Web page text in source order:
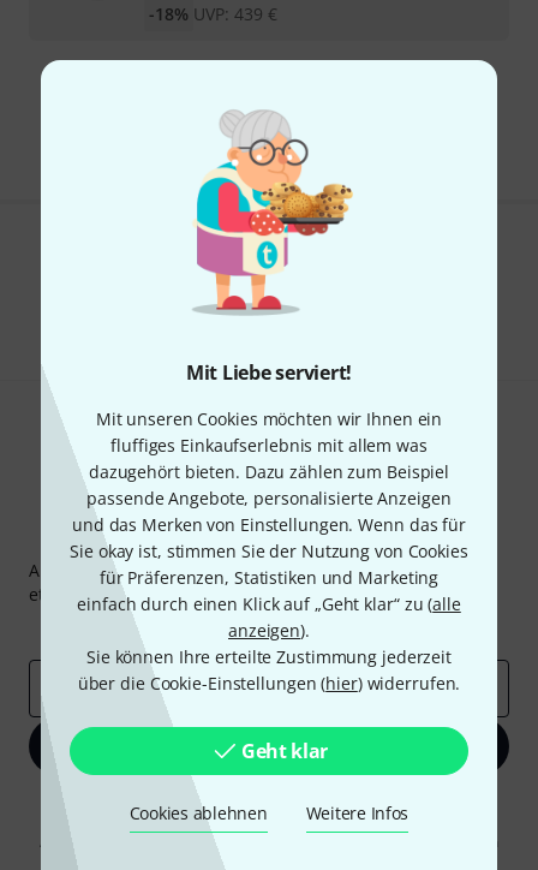
Mit Liebe serviert!
Mit unseren Cookies möchten wir Ihnen ein
fluffiges Einkaufserlebnis mit allem was
dazugehört bieten. Dazu zählen zum Beispiel
passende Angebote, personalisierte Anzeigen
und das Merken von Einstellungen. Wenn das für
Sie okay ist, stimmen Sie der Nutzung von Cookies
für Präferenzen, Statistiken und Marketing
einfach durch einen Klick auf „Geht klar“ zu (alle
anzeigen).
Sie können Ihre erteilte Zustimmung jederzeit
über die Cookie-Einstellungen (hier) widerrufen.
Geht klar
Cookies ablehnen Weitere Infos
UVP: 439 €
-18%
Alle Preise inkl. MwSt.
Gefällt Ihnen, was Sie sehen?
Teilen Hilfe & Feedback
Thomann Newsletter
Abonniere den Thomann Newsletter und gewinne mit
etwas Glück einen von
50 Gutscheinen über jeweils50€
Inspirierende Beiträge
Deals
E-Mail-Adresse*
Jetzt anmelden
Mit Klick auf „Jetzt anmelden“ stimmen Sie dem Erhalt von E-Mail-
Werbung und einer Messung des E-Mail-Nutzungsverhaltens zu. Die
Abmeldung ist jederzeit möglich. Weitere Informationen finden Sie in
unserenDatenschutzhinweisen